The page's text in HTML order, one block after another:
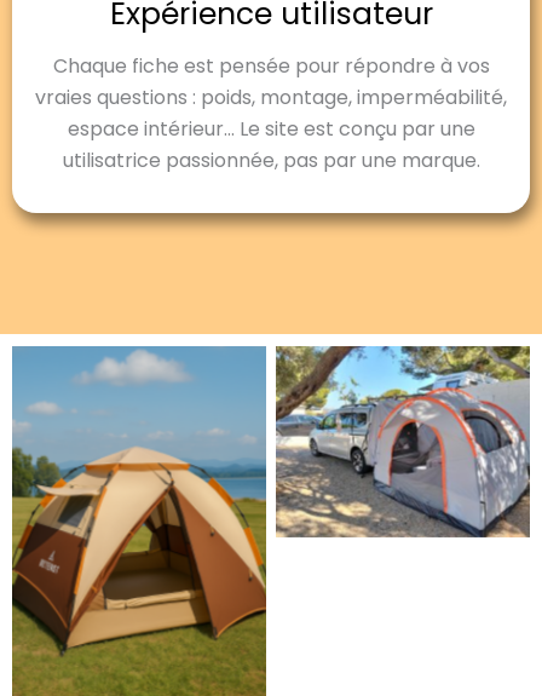
Expérience utilisateur
Chaque fiche est pensée pour répondre à vos
vraies questions : poids, montage, imperméabilité,
espace intérieur… Le site est conçu par une
utilisatrice passionnée, pas par une marque.